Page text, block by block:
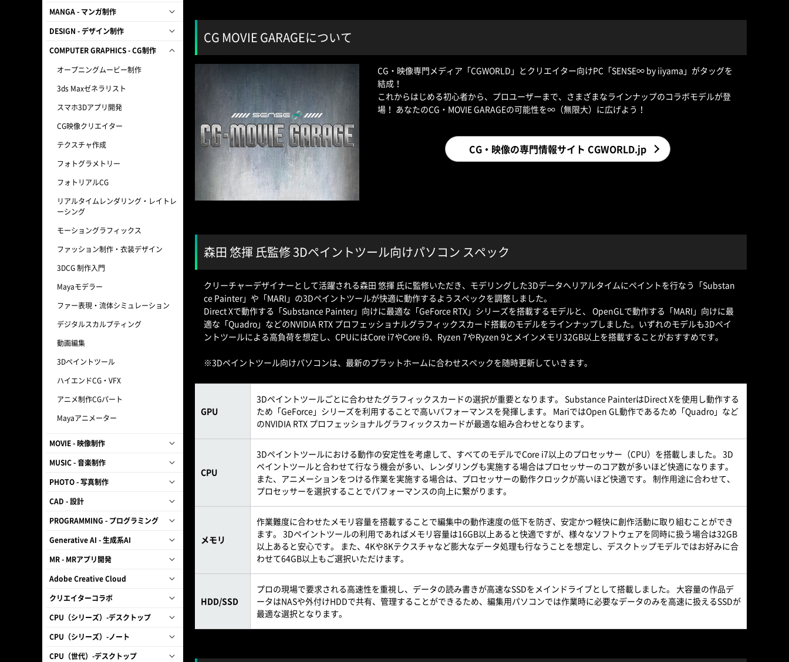
CG MOVIE GARAGEについて
CG・映像専門メディア「CGWORLD」とクリエイター向けPC「SENSE∞ by iiyama」がタッグを
結成！
これからはじめる初心者から、プロユーザーまで、さまざまなラインナップのコラボモデルが登
場！ あなたのCG・MOVIE GARAGEの可能性を∞（無限大）に広げよう！
CG・映像の専門情報サイト CGWORLD.jp
森田 悠揮 氏監修 3Dペイントツール向けパソコン スペック
クリーチャーデザイナーとして活躍される森田 悠揮 氏に監修いただき、モデリングした3Dデータへリアルタイムにペイントを行なう「Substan
ce Painter」や「MARI」の3Dペイントツールが快適に動作するようスペックを調整しました。
Direct Xで動作する「Substance Painter」向けに最適な「GeForce RTX」シリーズを搭載するモデルと、 OpenGLで動作する「MARI」向けに最
適な「Quadro」などのNVIDIA RTX プロフェッショナルグラフィックスカード搭載のモデルをラインナップしました。いずれのモデルも3Dペイ
ントツールによる高負荷を想定し、CPUにはCore i7やCore i9、Ryzen 7やRyzen 9とメインメモリ32GB以上を搭載することがおすすめです。
※3Dペイントツール向けパソコンは、最新のプラットホームに合わせスペックを随時更新していきます。
GPU
3Dペイントツールごとに合わせたグラフィックスカードの選択が重要となります。 Substance PainterはDirect Xを使用し動作する
ため「GeForce」シリーズを利用することで高いパフォーマンスを発揮します。 MariではOpen GL動作であるため「Quadro」など
のNVIDIA RTX プロフェッショナルグラフィックスカードが最適な組み合わせとなります。
CPU
3Dペイントツールにおける動作の安定性を考慮して、すべてのモデルでCore i7以上のプロセッサー（CPU）を搭載しました。 3D
ペイントツールと合わせて行なう機会が多い、レンダリングも実施する場合はプロセッサーのコア数が多いほど快適になります。
また、アニメーションをつける作業を実施する場合は、プロセッサーの動作クロックが高いほど快適です。 制作用途に合わせて、
プロセッサーを選択することでパフォーマンスの向上に繋がります。
メモリ
作業難度に合わせたメモリ容量を搭載することで編集中の動作速度の低下を防ぎ、安定かつ軽快に創作活動に取り組むことができ
ます。 3Dペイントツールの利用であればメモリ容量は16GB以上あると快適ですが、様々なソフトウェアを同時に扱う場合は32GB
以上あると安心です。 また、4Kや8Kテクスチャなど膨大なデータ処理も行なうことを想定し、デスクトップモデルではお好みに合
わせて64GB以上もご選択いただけます。
HDD/SSD
プロの現場で要求される高速性を重視し、データの読み書きが高速なSSDをメインドライブとして搭載しました。 大容量の作品デ
ータはNASや外付けHDDで共有、管理することができるため、編集用パソコンでは作業時に必要なデータのみを高速に扱えるSSDが
最適な選択となります。
MANGA - マンガ制作
DESIGN - デザイン制作
COMPUTER GRAPHICS - CG制作
オープニングムービー制作
3ds Maxゼネラリスト
スマホ3Dアプリ開発
CG映像クリエイター
テクスチャ作成
フォトグラメトリー
フォトリアルCG
リアルタイムレンダリング・レイトレ
ーシング
モーショングラフィックス
ファッション制作・衣装デザイン
3DCG 制作入門
Mayaモデラー
ファー表現・流体シミュレーション
デジタルスカルプティング
動画編集
3Dペイントツール
ハイエンドCG・VFX
アニメ制作CGパート
Mayaアニメーター
MOVIE - 映像制作
MUSIC - 音楽制作
PHOTO - 写真制作
CAD - 設計
PROGRAMMING - プログラミング
Generative AI - 生成系AI
MR - MRアプリ開発
Adobe Creative Cloud
クリエイターコラボ
CPU（シリーズ）-デスクトップ
CPU（シリーズ）-ノート
CPU（世代）-デスクトップ